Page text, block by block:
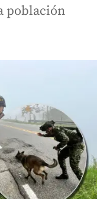
población